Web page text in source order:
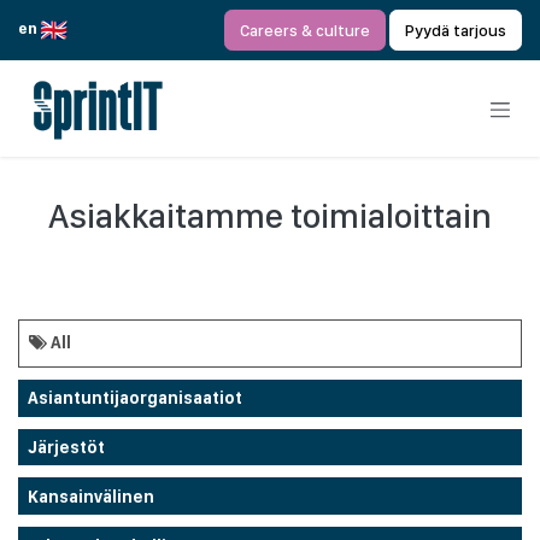
en
Careers & culture Pyydä tarjous
Asiakkaitamme toimialoittain
All
Asiantuntijaorganisaatiot
Järjestöt
Kansainvälinen